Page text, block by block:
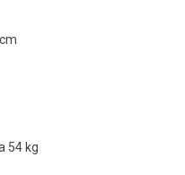
54 kg